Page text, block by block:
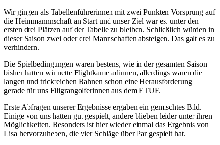
Wir gingen als Tabellenführerinnen mit zwei Punkten Vorsprung auf
die Heimmannnschaft an Start und unser Ziel war es, unter den
ersten drei Plätzen auf der Tabelle zu bleiben. Schließlich würden in
dieser Saison zwei oder drei Mannschaften absteigen. Das galt es zu
verhindern.
Die Spielbedingungen waren bestens, wie in der gesamten Saison
bisher hatten wir nette Flightkameradinnen, allerdings waren die
langen und trickreichen Bahnen schon eine Herausforderung,
gerade für uns Filigrangolferinnen aus dem ETUF.
Erste Abfragen unserer Ergebnisse ergaben ein gemischtes Bild.
Einige von uns hatten gut gespielt, andere blieben leider unter ihren
Möglichkeiten. Besonders ist hier wieder einmal das Ergebnis von
Lisa hervorzuheben, die vier Schläge über Par gespielt hat.